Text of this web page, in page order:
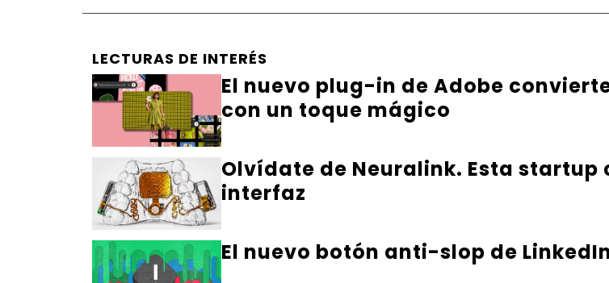
LECTURAS DE INTERÉS
El nuevo plug-in de Adobe
con un toque mágico
Olvídate de Neuralink. Esta startup
interfaz
El nuevo botón anti-slop de